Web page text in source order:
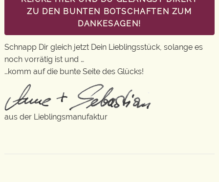
ZU DEN BUNTEN BOTSCHAFTEN ZUM
DANKESAGEN!
Schnapp Dir gleich jetzt Dein Lieblingsstück, solange es
noch vorrätig ist und …
…komm auf die bunte Seite des Glücks!
aus der Lieblingsmanufaktur